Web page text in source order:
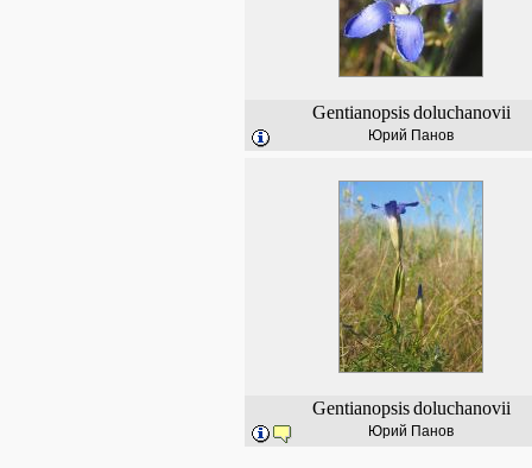
Gentianopsis doluchanovii
Юрий Панов
Gentianopsis doluchanovii
Юрий Панов